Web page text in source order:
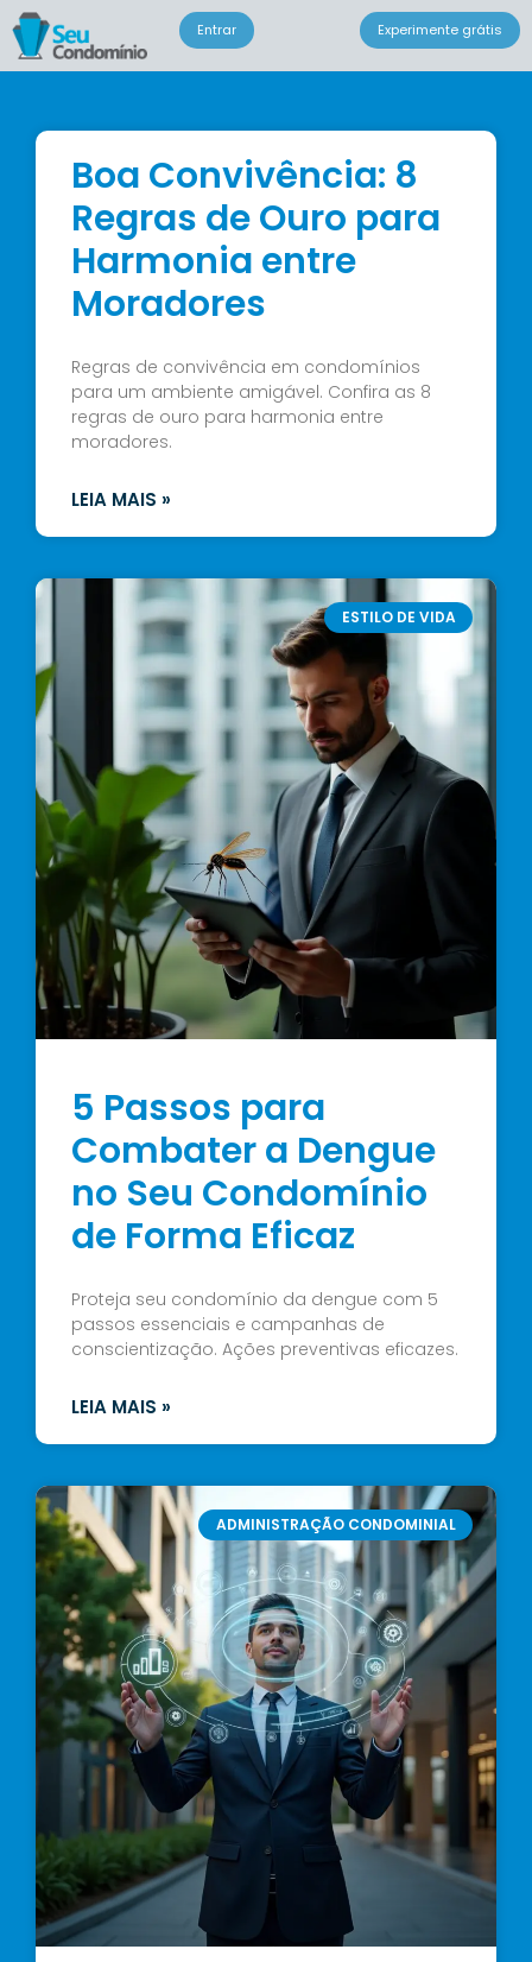
Entrar Experimente grátis
Boa Convivência: 8
Regras de Ouro para
Harmonia entre
Moradores
Regras de convivência em condomínios
para um ambiente amigável. Confira as 8
regras de ouro para harmonia entre
moradores.
LEIA MAIS »
ESTILO DE VIDA
5 Passos para
Combater a Dengue
no Seu Condomínio
de Forma Eficaz
Proteja seu condomínio da dengue com 5
passos essenciais e campanhas de
conscientização. Ações preventivas eficazes.
LEIA MAIS »
ADMINISTRAÇÃO CONDOMINIAL